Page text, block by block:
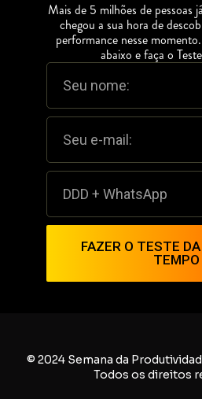
Mais de 5 milhões de pessoas
chegou a sua hora de
performance nesse
abaixo e faça o
FAZER O TESTE
TEMPO
© 2024 Semana da
Todos os direitos